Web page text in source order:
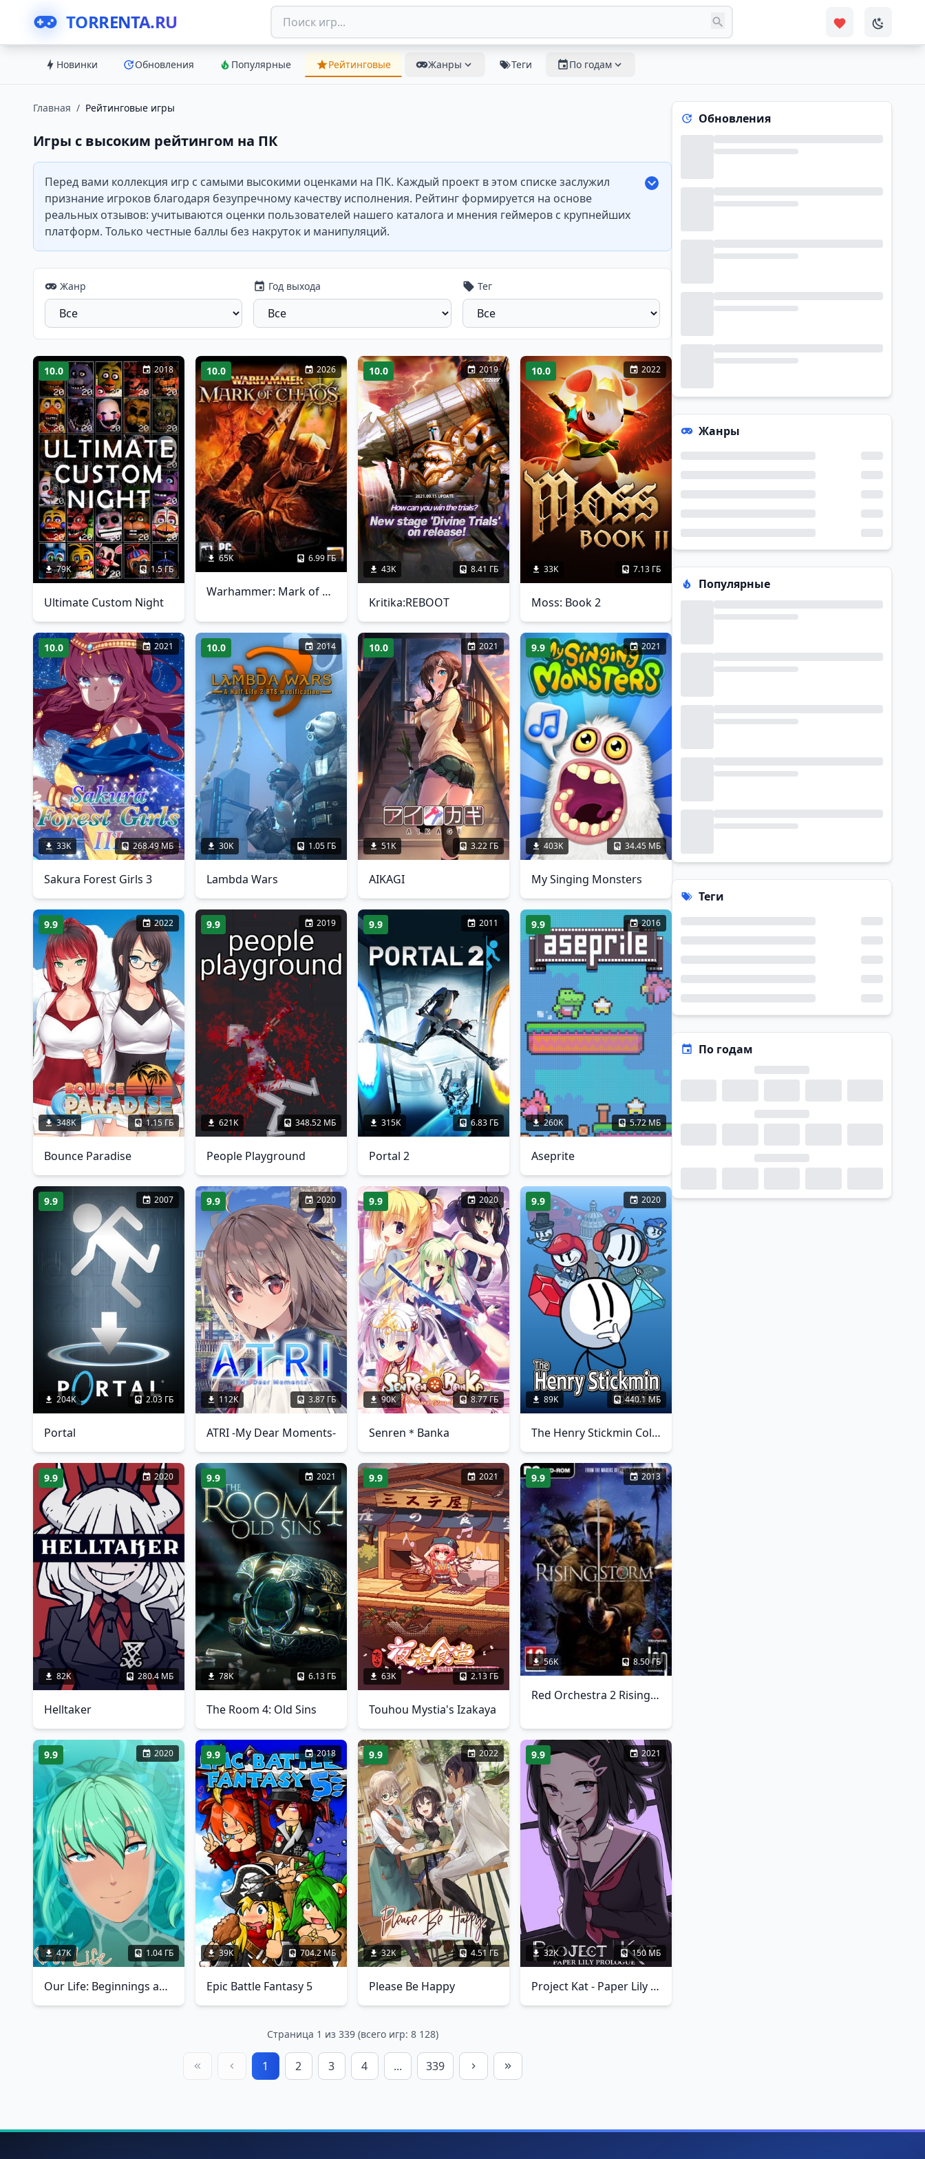
TORRENTA.RU
Новинки Обновления Популярные Рейтинговые Жанры Теги По годам
Главная / Рейтинговые игры
Игры с высоким рейтингом на ПК
Перед вами коллекция игр с самыми высокими оценками на ПК. Каждый проект в этом списке заслужил
признание игроков благодаря безупречному качеству исполнения. Рейтинг формируется на основе
реальных отзывов: учитываются оценки пользователей нашего каталога и мнения геймеров с крупнейших
платформ. Только честные баллы без накруток и манипуляций.
Жанр Год выхода Тег
10.0 2018
79K 1.5 ГБ
Ultimate Custom Night
10.0 2026
65K 6.99 ГБ
Warhammer: Mark of Chaos
10.0 2019
43K 8.41 ГБ
Kritika:REBOOT
10.0 2022
33K 7.13 ГБ
Moss: Book 2
10.0 2021
33K 268.49 МБ
Sakura Forest Girls 3
10.0 2014
30K 1.05 ГБ
Lambda Wars
10.0 2021
51K 3.22 ГБ
AIKAGI
9.9 2021
403K 34.45 МБ
My Singing Monsters
9.9 2022
348K 1.15 ГБ
Bounce Paradise
9.9 2019
621K 348.52 МБ
People Playground
9.9 2011
315K 6.83 ГБ
Portal 2
9.9 2016
260K 5.72 МБ
Aseprite
9.9 2007
204K 2.03 ГБ
Portal
9.9 2020
112K 3.87 ГБ
ATRI -My Dear Moments-
9.9 2020
90K 8.77 ГБ
Senren＊Banka
9.9 2020
89K 440.1 МБ
The Henry Stickmin Collection
9.9 2020
82K 280.4 МБ
Helltaker
9.9 2021
78K 6.13 ГБ
The Room 4: Old Sins
9.9 2021
63K 2.13 ГБ
Touhou Mystia's Izakaya
9.9 2013
56K 8.50 ГБ
Red Orchestra 2 Rising Storm
9.9 2020
47K 1.04 ГБ
Our Life: Beginnings and Always
9.9 2018
39K 704.2 МБ
Epic Battle Fantasy 5
9.9 2022
32K 4.51 ГБ
Please Be Happy
9.9 2021
32K 150 МБ
Project Kat - Paper Lily Prologue
Страница 1 из 339 (всего игр: 8 128)
1 2 3 4 ... 339
Обновления
Жанры
Популярные
Теги
По годам